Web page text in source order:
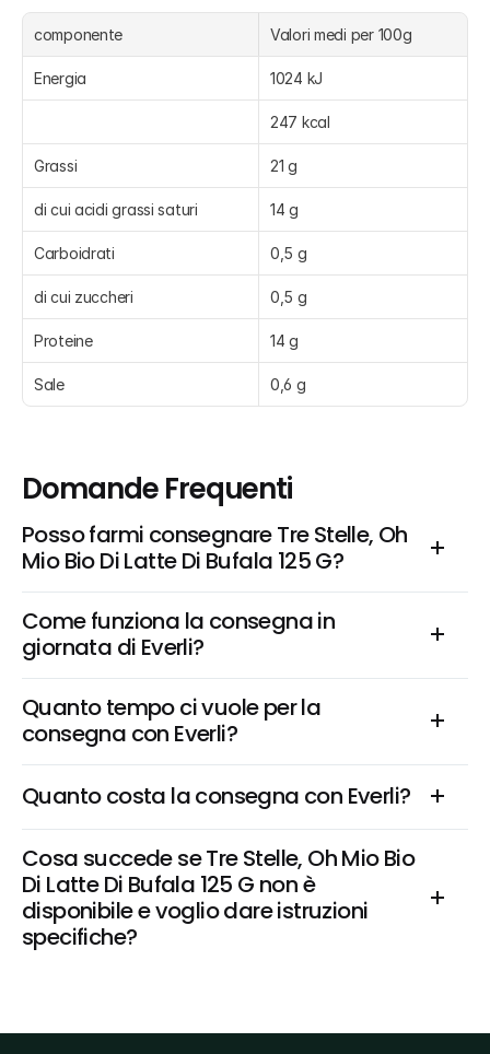
componente Valori medi per 100g
Energia 1024 kJ
247 kcal
Grassi 21 g
di cui acidi grassi saturi 14 g
Carboidrati 0,5 g
di cui zuccheri 0,5 g
Proteine 14 g
Sale 0,6 g
Domande Frequenti
Posso farmi consegnare Tre Stelle, Oh
Mio Bio Di Latte Di Bufala 125 G?
Come funziona la consegna in
giornata di Everli?
Quanto tempo ci vuole per la
consegna con Everli?
Quanto costa la consegna con Everli?
Cosa succede se Tre Stelle, Oh Mio Bio
Di Latte Di Bufala 125 G non è
disponibile e voglio dare istruzioni
specifiche?